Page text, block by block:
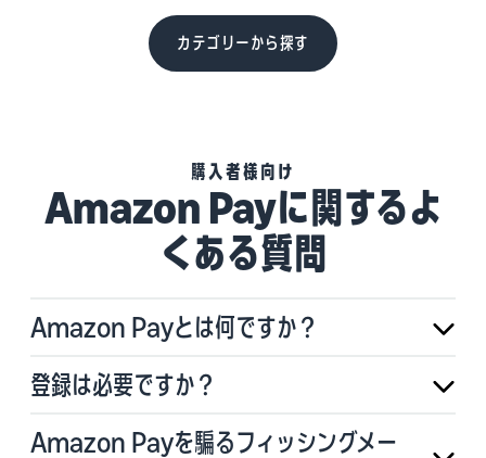
カテゴリーから探す
購入者様向け
Amazon Payに関するよ
くある質問
Amazon Payとは何ですか？
登録は必要ですか？
Amazon Payを騙るフィッシングメー